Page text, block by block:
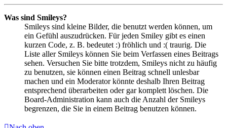
Was sind Smileys?
Smileys sind kleine Bilder, die benutzt werden können, um
ein Gefühl auszudrücken. Für jeden Smiley gibt es einen
kurzen Code, z. B. bedeutet :) fröhlich und :( traurig. Die
Liste aller Smileys können Sie beim Verfassen eines Beitrags
sehen. Versuchen Sie bitte trotzdem, Smileys nicht zu häufig
zu benutzen, sie können einen Beitrag schnell unlesbar
machen und ein Moderator könnte deshalb Ihren Beitrag
entsprechend überarbeiten oder gar komplett löschen. Die
Board-Administration kann auch die Anzahl der Smileys
begrenzen, die Sie in einem Beitrag benutzen können.